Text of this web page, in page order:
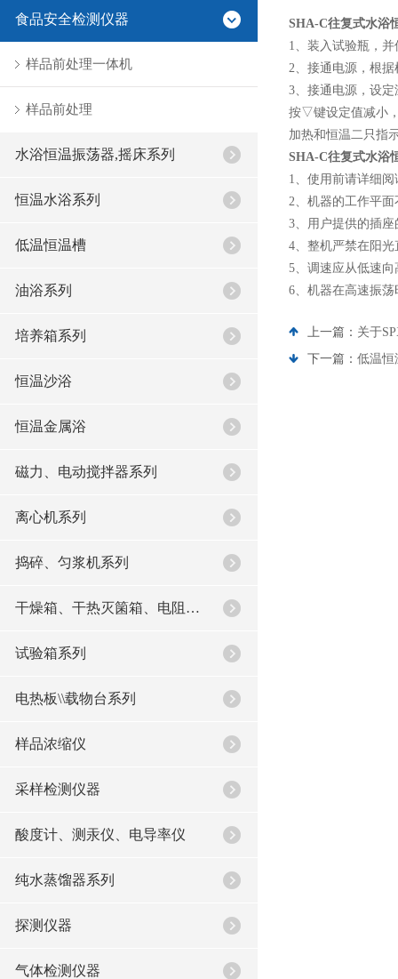
食品安全检测仪器
样品前处理一体机
样品前处理
水浴恒温振荡器,摇床系列
恒温水浴系列
低温恒温槽
油浴系列
培养箱系列
恒温沙浴
恒温金属浴
磁力、电动搅拌器系列
离心机系列
捣碎、匀浆机系列
干燥箱、干热灭箘箱、电阻炉系列
试验箱系列
电热板\\载物台系列
样品浓缩仪
采样检测仪器
酸度计、测汞仪、电导率仪
纯水蒸馏器系列
探测仪器
气体检测仪器
SHA-C往复式水浴
1、装入试验瓶，
2、接通电源，根
3、接通电源，设
按▽键设定值减小
加热和恒温二只指
SHA-C往复式水浴
1、使用前请详细
2、机器的工作平
3、用户提供的插
4、整机严禁在阳
5、调速应从低速
6、机器在高速振
上一篇： 关于
下一篇： 低温恒